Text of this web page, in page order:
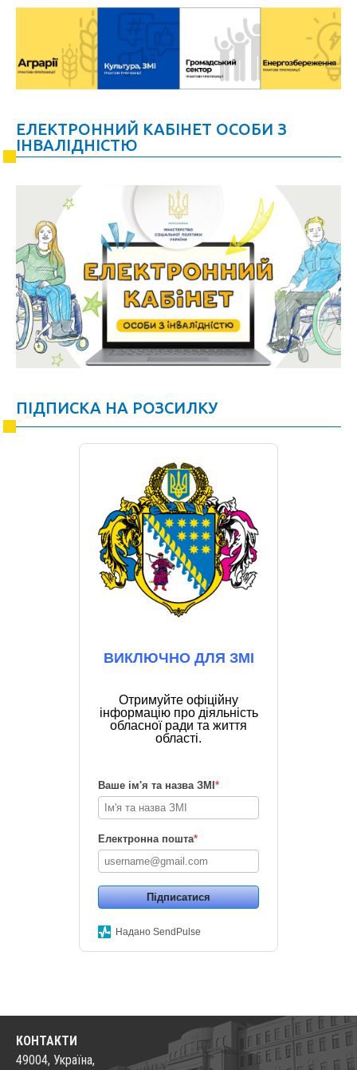
ЕЛЕКТРОННИЙ КАБІНЕТ ОСОБИ З
ІНВАЛІДНІСТЮ
ПІДПИСКА НА РОЗСИЛКУ
ВИКЛЮЧНО ДЛЯ ЗМІ
Отримуйте офіційну
інформацію про діяльність
обласної ради та життя
області.
Ваше ім'я та назва ЗМІ *
Електронна пошта*
Підписатися
Надано SendPulse
КОНТАКТИ
49004, Україна,